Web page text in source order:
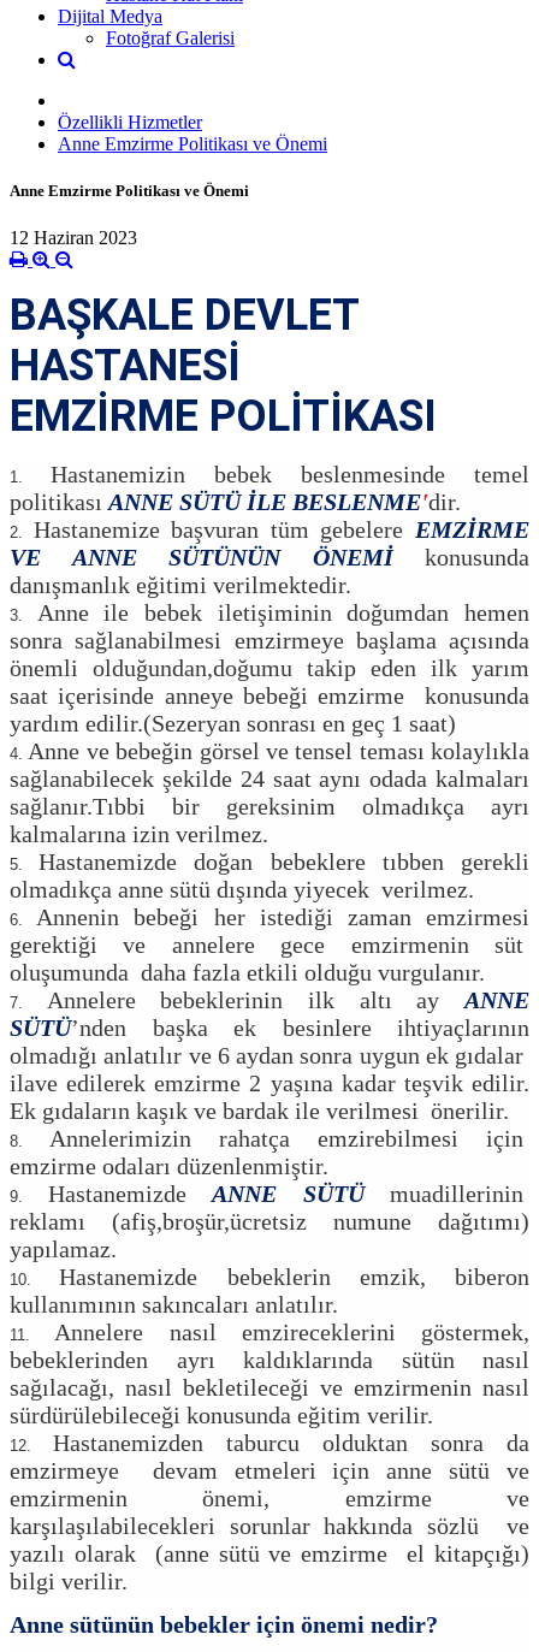
Dijital Medya
Fotoğraf Galerisi
Özellikli Hizmetler
Anne Emzirme Politikası ve Önemi
Anne Emzirme Politikası ve Önemi
12 Haziran 2023
BAŞKALE DEVLET
HASTANESİ
EMZİRME POLİTİKASI
Hastanemizin bebek beslenmesinde temel
politikası ANNE SÜTÜ İLE BESLENME'dir.
Hastanemize başvuran tüm gebelere EMZİRME
VE ANNE SÜTÜNÜN ÖNEMİ
konusunda
danışmanlık eğitimi verilmektedir.
Anne ile bebek iletişiminin doğumdan hemen
sonra sağlanabilmesi emzirmeye başlama açısında
önemli olduğundan,doğumu takip eden ilk yarım
saat içerisinde anneye bebeği emzirme konusunda
yardım edilir.(Sezeryan sonrası en geç 1 saat)
Anne ve bebeğin görsel ve tensel teması kolaylıkla
sağlanabilecek şekilde 24 saat aynı odada kalmaları
sağlanır.Tıbbi bir gereksinim olmadıkça ayrı
kalmalarına izin verilmez.
Hastanemizde doğan bebeklere tıbben gerekli
olmadıkça anne sütü dışında yiyecek verilmez.
Annenin bebeği her istediği zaman emzirmesi
gerektiği ve annelere gece emzirmenin süt
oluşumunda daha fazla etkili olduğu vurgulanır.
Annelere bebeklerinin ilk altı ayANNE
SÜTÜ’nden başka ek besinlere ihtiyaçlarının
olmadığı anlatılır ve 6 aydan sonra uygun ek gıdalar
ilave edilerek emzirme 2 yaşına kadar teşvik edilir.
Ek gıdaların kaşık ve bardak ile verilmesi önerilir.
Annelerimizin rahatça emzirebilmesi için
emzirme odaları düzenlenmiştir.
Hastanemizde ANNE SÜTÜmuadillerinin
reklamı (afiş,broşür,ücretsiz numune dağıtımı)
yapılamaz.
Hastanemizde bebeklerin emzik, biberon
kullanımının sakıncaları anlatılır.
Annelere nasıl emzireceklerini göstermek,
bebeklerinden ayrı kaldıklarında sütün nasıl
sağılacağı, nasıl bekletileceği ve emzirmenin nasıl
sürdürülebileceği konusunda eğitim verilir.
Hastanemizden taburcu olduktan sonra da
emzirmeye devam etmeleri için anne sütü ve
emzirmenin önemi, emzirme ve
karşılaşılabilecekleri sorunlar hakkında sözlü ve
yazılı olarak (anne sütü ve emzirme el kitapçığı)
bilgi verilir.
Anne sütünün bebekler için önemi nedir?